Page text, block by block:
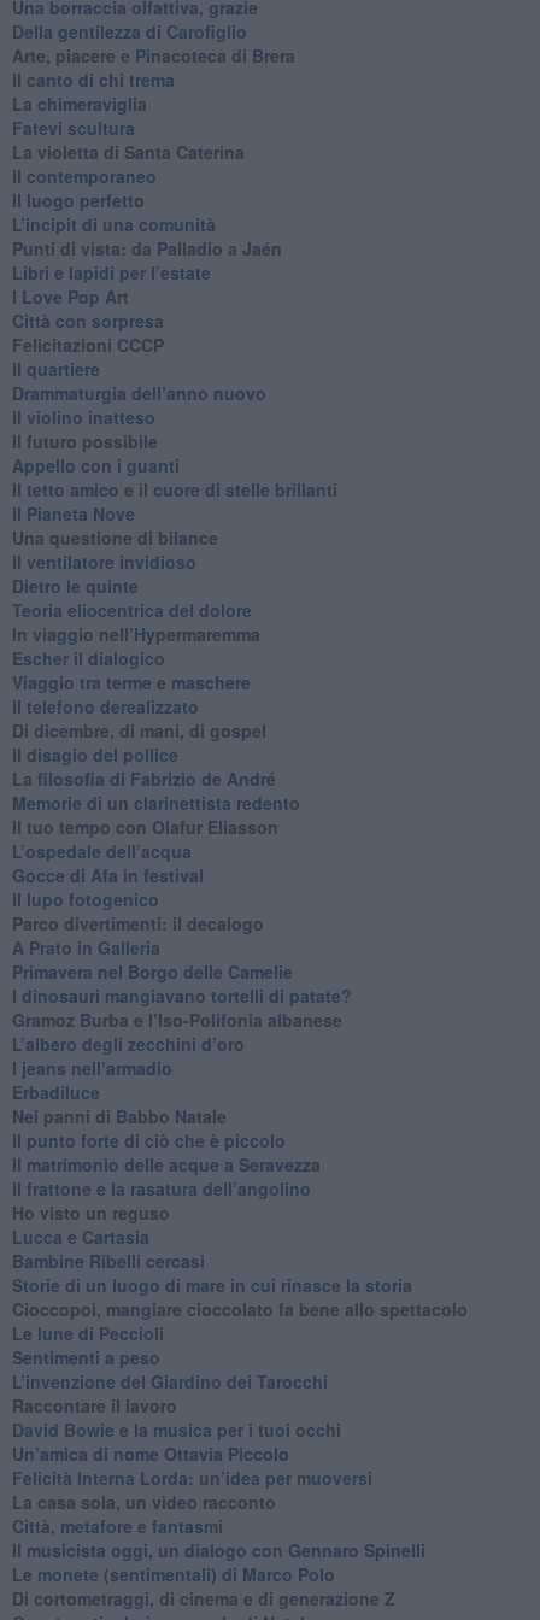
​Una borraccia olfattiva, grazie
​Della gentilezza di Carofiglio
Arte, piacere e Pinacoteca di Brera
​Il canto di chi trema
La chimeraviglia
​Fatevi scultura
​La violetta di Santa Caterina
​Il contemporaneo
​Il luogo perfetto
​L’incipit di una comunità
Punti di vista: da Palladio a Jaén
​Libri e lapidi per l’estate
​I Love Pop Art
Città con sorpresa
Felicitazioni CCCP
​Il quartiere
​Drammaturgia dell’anno nuovo
​Il violino inatteso
​Il futuro possibile
​Appello con i guanti
​Il tetto amico e il cuore di stelle brillanti
​Il Pianeta Nove
​Una questione di bilance
​Il ventilatore invidioso
​Dietro le quinte
​Teoria eliocentrica del dolore
In viaggio nell’Hypermaremma
​Escher il dialogico
​Viaggio tra terme e maschere
Il telefono derealizzato
​Di dicembre, di mani, di gospel
​Il disagio del pollice
​La filosofia di Fabrizio de André
Memorie di un clarinettista redento
​Il tuo tempo con Olafur Eliasson
​L’ospedale dell’acqua
​Gocce di Afa in festival
​Il lupo fotogenico
​Parco divertimenti: il decalogo
​A Prato in Galleria
​Primavera nel Borgo delle Camelie
I dinosauri mangiavano tortelli di patate?
​Gramoz Burba e l’Iso-Polifonia albanese
L’albero degli zecchini d’oro
​I jeans nell’armadio
Erbadiluce
Nei panni di Babbo Natale
​Il punto forte di ciò che è piccolo
​Il matrimonio delle acque a Seravezza
​Il frattone e la rasatura dell’angolino
​Ho visto un reguso
Lucca e Cartasia
Bambine Ribelli cercasi
Storie di un luogo di mare in cui rinasce la storia
Cioccopoi, mangiare cioccolato fa bene allo spettacolo
​Le lune di Peccioli
​Sentimenti a peso
​L’invenzione del Giardino dei Tarocchi
​Raccontare il lavoro
David Bowie e la musica per i tuoi occhi
Un’amica di nome Ottavia Piccolo
​Felicità Interna Lorda: un’idea per muoversi
​La casa sola, un video racconto
​Città, metafore e fantasmi
Il musicista oggi, un dialogo con Gennaro Spinelli
Le monete (sentimentali) di Marco Polo
​Di cortometraggi, di cinema e di generazione Z